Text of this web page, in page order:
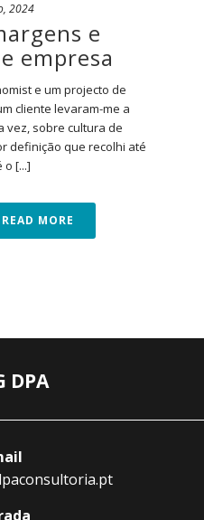
2024
e
empresa
e um projecto de
cliente levaram-me a
vez, sobre cultura de
definição que recolhi até
o [...]
READ MORE
DPA